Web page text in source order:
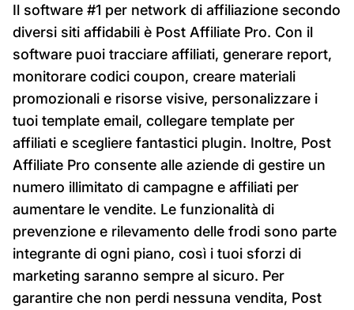
Il software #1 per network di affiliazione secondo
diversi siti affidabili è Post Affiliate Pro. Con il
software puoi tracciare affiliati, generare report,
monitorare codici coupon, creare materiali
promozionali e risorse visive, personalizzare i
tuoi template email, collegare template per
affiliati e scegliere fantastici plugin. Inoltre, Post
Affiliate Pro consente alle aziende di gestire un
numero illimitato di campagne e affiliati per
aumentare le vendite. Le funzionalità di
prevenzione e rilevamento delle frodi sono parte
integrante di ogni piano, così i tuoi sforzi di
marketing saranno sempre al sicuro. Per
garantire che non perdi nessuna vendita, Post